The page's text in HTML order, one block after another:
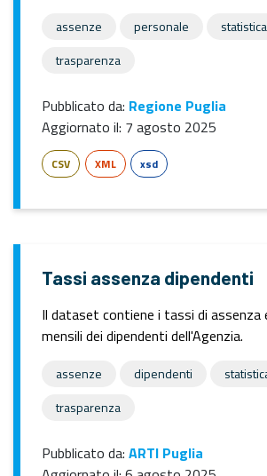
assenze personale
statistica
trasparenza
Pubblicato da: Regione Puglia
Aggiornato il: 7 agosto 2025
CSV XML xsd
Tassi assenza dipendenti
Il dataset contiene i tassi di assenza
mensili dei dipendenti dell'Agenzia.
assenze dipendenti
trasparenza
Pubblicato da: ARTI Puglia